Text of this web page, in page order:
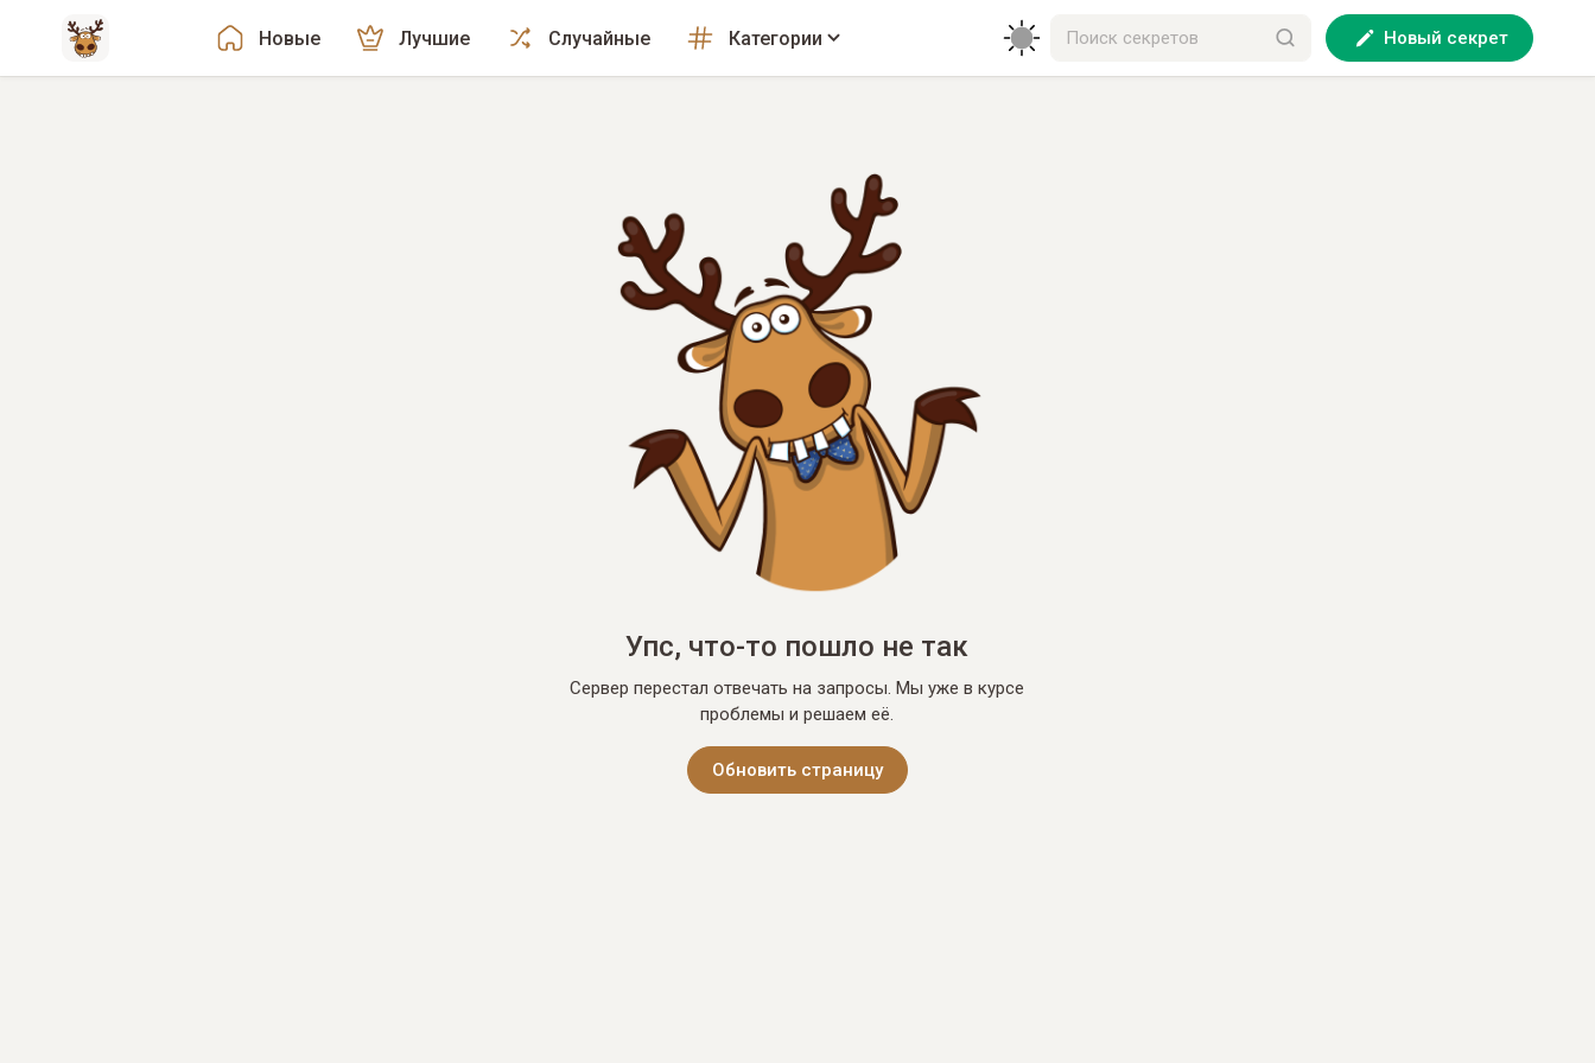
Новые Лучшие Случайные Категории Новый секрет
Упс, что-то пошло не так
Сервер перестал отвечать на запросы. Мы уже в курсе
проблемы и решаем её.
Обновить страницу